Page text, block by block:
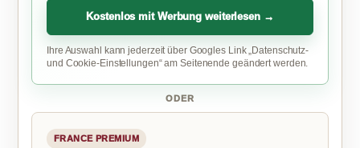
Kostenlos mit Werbung weiterlesen →
Ihre Auswahl kann jederzeit über Googles Link „Datenschutz-
und Cookie-Einstellungen“ am Seitenende geändert werden.
ODER
FRANCE PREMIUM